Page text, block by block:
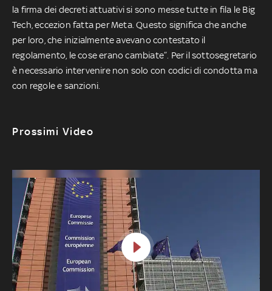
la firma dei decreti attuativi si sono messe tutte in fila le Big
Tech, eccezion fatta per Meta. Questo significa che anche
per loro, che inizialmente avevano contestato il
regolamento, le cose erano cambiate”. Per il sottosegretario
è necessario intervenire non solo con codici di condotta ma
con regole e sanzioni.
Prossimi Video